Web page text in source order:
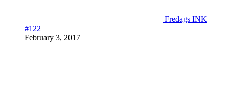
Fredags INK
#122
February 3, 2017